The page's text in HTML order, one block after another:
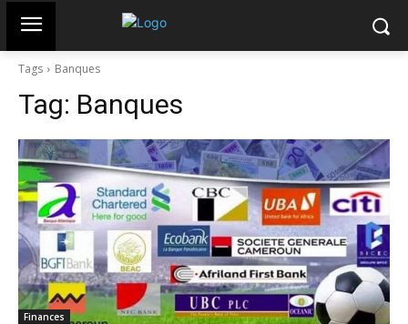
Tags Banques
Tag: Banques
Finances